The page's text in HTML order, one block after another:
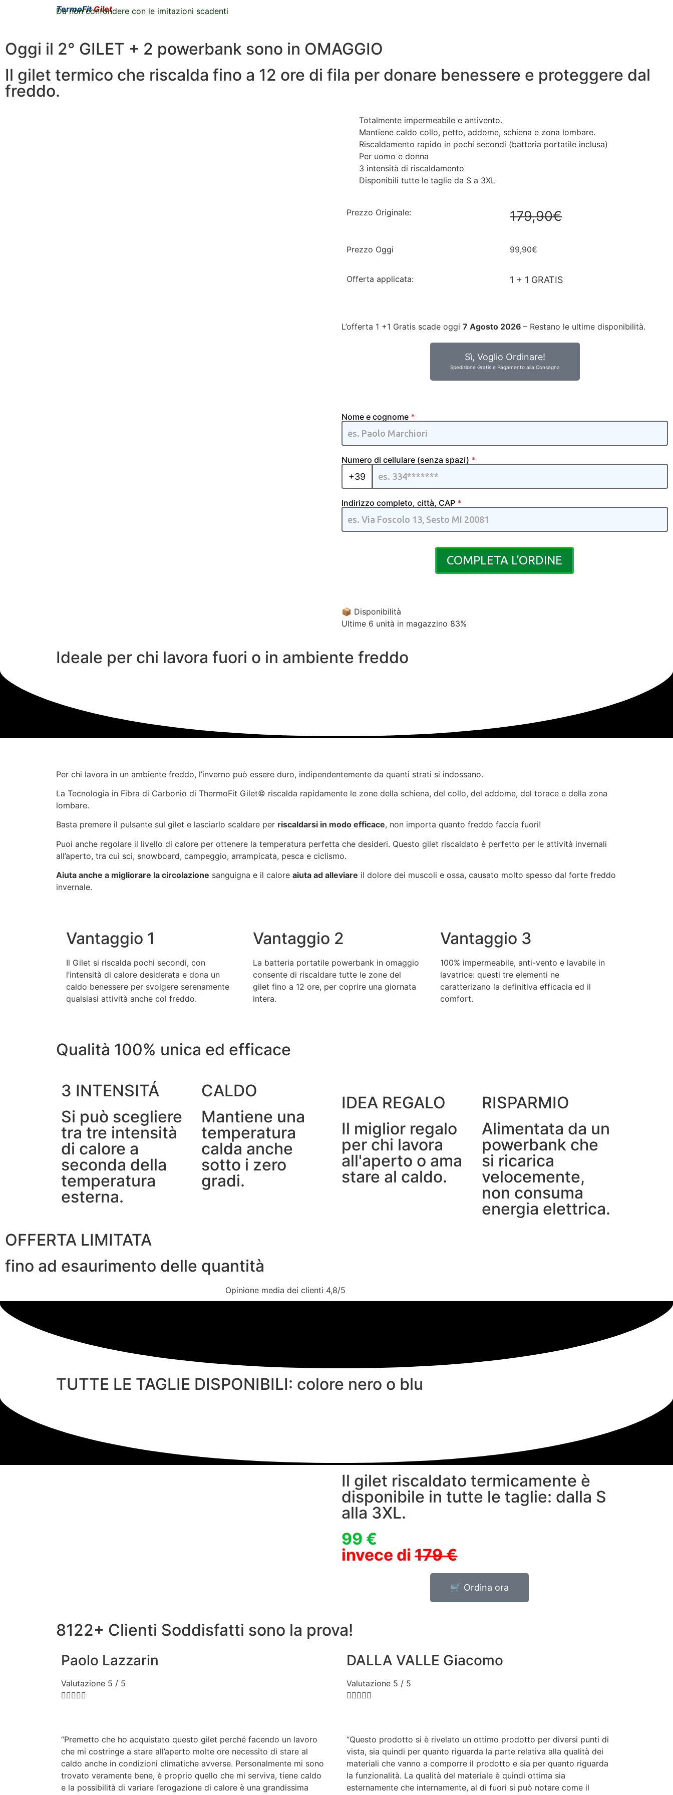
TermoFitGilet
Da non confondere con le imitazioni scadenti
Oggi il 2° GILET + 2 powerbank sono in OMAGGIO
Il gilet termico che riscalda fino a 12 ore di fila per donare benessere e proteggere dal
freddo.
Totalmente impermeabile e antivento.
Mantiene caldo collo, petto, addome, schiena e zona lombare.
Riscaldamento rapido in pochi secondi (batteria portatile inclusa)
Per uomo e donna
3 intensità di riscaldamento
Disponibili tutte le taglie da S a 3XL
Prezzo Originale: 179,90€
Prezzo Oggi 99,90€
Offerta applicata: 1 + 1 GRATIS
L’offerta 1 +1 Gratis scade oggi 7 Agosto 2026 – Restano le ultime disponibilità.
Sì, Voglio Ordinare!
Spedizione Gratis e Pagamento alla Consegna
Thermopile
2x1 - IT |
WF
Nome e cognome *
Numero di cellulare (senza spazi) *
+39
Indirizzo completo, città, CAP *
COMPLETA L'ORDINE
📦 Disponibilità
Ultime 6 unità in magazzino 83%
Ideale per chi lavora fuori o in ambiente freddo
Per chi lavora in un ambiente freddo, l’inverno può essere duro, indipendentemente da quanti strati si indossano.
La Tecnologia in Fibra di Carbonio di ThermoFit Gilet© riscalda rapidamente le zone della schiena, del collo, del addome, del torace e della zona
lombare.
Basta premere il pulsante sul gilet e lasciarlo scaldare per riscaldarsi in modo efficace, non importa quanto freddo faccia fuori!
Puoi anche regolare il livello di calore per ottenere la temperatura perfetta che desideri. Questo gilet riscaldato è perfetto per le attività invernali
all’aperto, tra cui sci, snowboard, campeggio, arrampicata, pesca e ciclismo.
Aiuta anche a migliorare la circolazione sanguigna e il calore aiuta ad alleviare il dolore dei muscoli e ossa, causato molto spesso dal forte freddo
invernale.
Vantaggio 1
Il Gilet si riscalda pochi secondi, con
l’intensità di calore desiderata e dona un
caldo benessere per svolgere serenamente
qualsiasi attività anche col freddo.
Vantaggio 2
La batteria portatile powerbank in omaggio
consente di riscaldare tutte le zone del
gilet fino a 12 ore, per coprire una giornata
intera.
Vantaggio 3
100% impermeabile, anti-vento e lavabile in
lavatrice: questi tre elementi ne
caratterizano la definitiva efficacia ed il
comfort.
Qualità 100% unica ed efficace
3 INTENSITÁ
Si può scegliere
tra tre intensità
di calore a
seconda della
temperatura
esterna.
CALDO
Mantiene una
temperatura
calda anche
sotto i zero
gradi.
IDEA REGALO
Il miglior regalo
per chi lavora
all'aperto o ama
stare al caldo.
RISPARMIO
Alimentata da un
powerbank che
si ricarica
velocemente,
non consuma
energia elettrica.
OFFERTA LIMITATA
fino ad esaurimento delle quantità
Opinione media dei clienti 4,8/5
TUTTE LE TAGLIE DISPONIBILI: colore nero o blu
Il gilet riscaldato termicamente è
disponibile in tutte le taglie: dalla S
alla 3XL.
99 €
invece di 179 €
🛒 Ordina ora
8122+ Clienti Soddisfatti sono la prova!
Paolo Lazzarin
Valutazione 5 / 5

“Premetto che ho acquistato questo gilet perché facendo un lavoro
che mi costringe a stare all’aperto molte ore necessito di stare al
caldo anche in condizioni climatiche avverse. Personalmente mi sono
trovato veramente bene, è proprio quello che mi serviva, tiene caldo
e la possibilità di variare l’erogazione di calore è una grandissima
DALLA VALLE Giacomo
Valutazione 5 / 5

“Questo prodotto si è rivelato un ottimo prodotto per diversi punti di
vista, sia quindi per quanto riguarda la parte relativa alla qualità dei
materiali che vanno a comporre il prodotto e sia per quanto riguarda
la funzionalità. La qualità del materiale è quindi ottima sia
esternamente che internamente, al di fuori si può notare come il